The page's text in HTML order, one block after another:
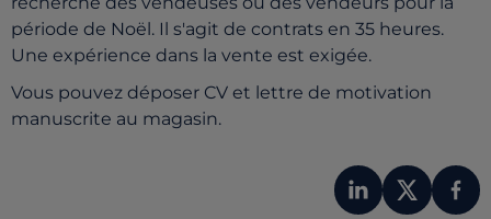
période de Noël. Il s'agit de contrats en 35 heures.
Une expérience dans la vente est exigée.
Vous pouvez déposer CV et lettre de motivation
manuscrite au magasin.